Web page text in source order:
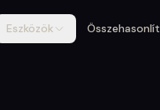
Eszközök